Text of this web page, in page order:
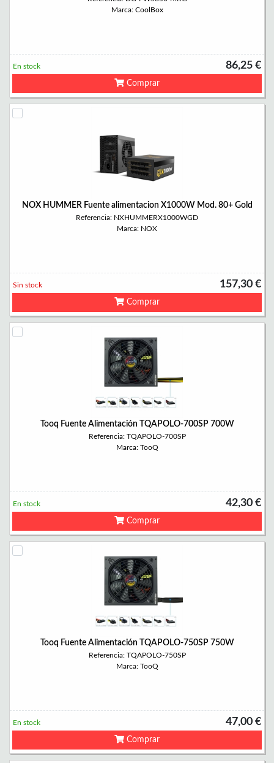
Marca: CoolBox
86,25 €
En stock
Comprar
NOX HUMMER Fuente alimentacion X1000W Mod. 80+ Gold
Referencia: NXHUMMERX1000WGD
Marca: NOX
157,30 €
Sin stock
Comprar
Tooq Fuente Alimentación TQAPOLO-700SP 700W
Referencia: TQAPOLO-700SP
Marca: TooQ
42,30 €
En stock
Comprar
Tooq Fuente Alimentación TQAPOLO-750SP 750W
Referencia: TQAPOLO-750SP
Marca: TooQ
47,00 €
En stock
Comprar